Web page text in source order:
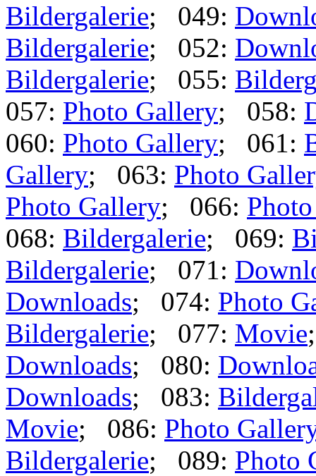
Bildergalerie; 049:
Bildergalerie; 052:
Bildergalerie; 055:
057: Photo Gallery; 058:
060: Photo Gallery; 061:
Gallery; 063: Photo
Photo Gallery; 066:
068: Bildergalerie; 069:
Bildergalerie; 071:
Downloads; 074: Photo
Bildergalerie; 077: Movie
Downloads; 080:
Downloads; 083:
Movie; 086: Photo
Bildergalerie; 089: Photo